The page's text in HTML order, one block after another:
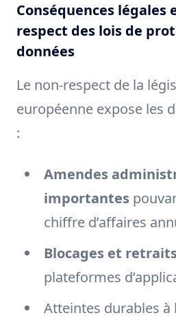
Conséquences légales
respect des lois de
données
Le non-respect de la
européenne expose les
:
Amendes
importantes
chiffre d’affaires
Blocages et retraits
plateformes
Atteintes durables à